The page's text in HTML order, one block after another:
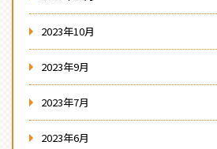
2023年10月
2023年9月
2023年7月
2023年6月